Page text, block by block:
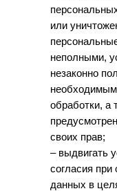
или
неполными,
незаконно
обработки, а
своих прав;
– выдвигать
согласия
данных в